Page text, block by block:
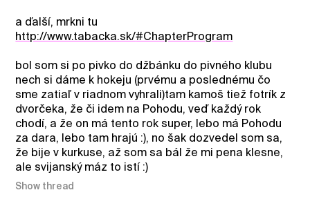
a ďalší, mrkni tu
http://www.tabacka.sk/#ChapterProgram
bol som si po pivko do džbánku do pivného klubu
nech si dáme k hokeju (prvému a poslednému čo
sme zatiaľ v riadnom vyhrali)tam kamoš tiež fotrík z
dvorčeka, že či idem na Pohodu, veď každý rok
chodí, a že on má tento rok super, lebo má Pohodu
za dara, lebo tam hrajú :), no šak dozvedel som sa,
že bije v kurkuse, až som sa bál že mi pena klesne,
ale svijanský máz to istí :)
Show thread